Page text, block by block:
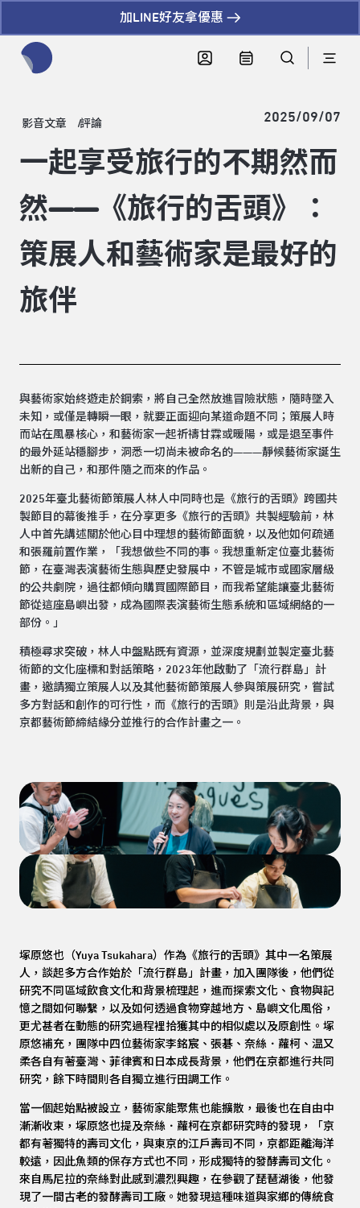
加LINE好友拿優惠
影音文章 評論 2025/09/07
一起享受旅行的不期然而
然——《旅行的舌頭》：
策展人和藝術家是最好的
旅伴
與藝術家始終遊走於鋼索，將自己全然放進冒險狀態，隨時墜入
未知，或僅是轉瞬一眼，就要正面迎向某道命題不同；策展人時
而站在風暴核心，和藝術家一起祈禱甘霖或暖陽，或是退至事件
的最外延站穩腳步，洞悉一切尚未被命名的———靜候藝術家誕生
出新的自己，和那件隨之而來的作品。
2025年臺北藝術節策展人林人中同時也是《旅行的舌頭》跨國共
製節目的幕後推手，在分享更多《旅行的舌頭》共製經驗前，林
人中首先講述關於他心目中理想的藝術節面貌，以及他如何疏通
和張羅前置作業，「我想做些不同的事。我想重新定位臺北藝術
節，在臺灣表演藝術生態與歷史發展中，不管是城市或國家層級
的公共劇院，過往都傾向購買國際節目，而我希望能讓臺北藝術
節從這座島嶼出發，成為國際表演藝術生態系統和區域網絡的一
部份。」
積極尋求突破，林人中盤點既有資源，並深度規劃並製定臺北藝
術節的文化座標和對話策略，2023年他啟動了「流行群島」計
畫，邀請獨立策展人以及其他藝術節策展人參與策展研究，嘗試
多方對話和創作的可行性，而《旅行的舌頭》則是沿此背景，與
京都藝術節締結緣分並推行的合作計畫之一。
塚原悠也（Yuya Tsukahara）作為《旅行的舌頭》其中一名策展
人，談起多方合作始於「流行群島」計畫，加入團隊後，他們從
研究不同區域飲食文化和背景梳理起，進而探索文化、食物與記
憶之間如何聯繫，以及如何透過食物穿越地方、島嶼文化風俗，
更尤甚者在動態的研究過程裡拾獲其中的相似處以及原創性。塚
原悠補充，團隊中四位藝術家李銘宸、張碁、奈絲．蘿柯、温又
柔各自有著臺灣、菲律賓和日本成長背景，他們在京都進行共同
研究，餘下時間則各自獨立進行田調工作。
當一個起始點被設立，藝術家能聚焦也能擴散，最後也在自由中
漸漸收束，塚原悠也提及奈絲．蘿柯在京都研究時的發現，「京
都有著獨特的壽司文化，與東京的江戶壽司不同，京都距離海洋
較遠，因此魚類的保存方式也不同，形成獨特的發酵壽司文化。
來自馬尼拉的奈絲對此感到濃烈興趣，在參觀了琵琶湖後，他發
現了一間古老的發酵壽司工廠。她發現這種味道與家鄉的傳統食